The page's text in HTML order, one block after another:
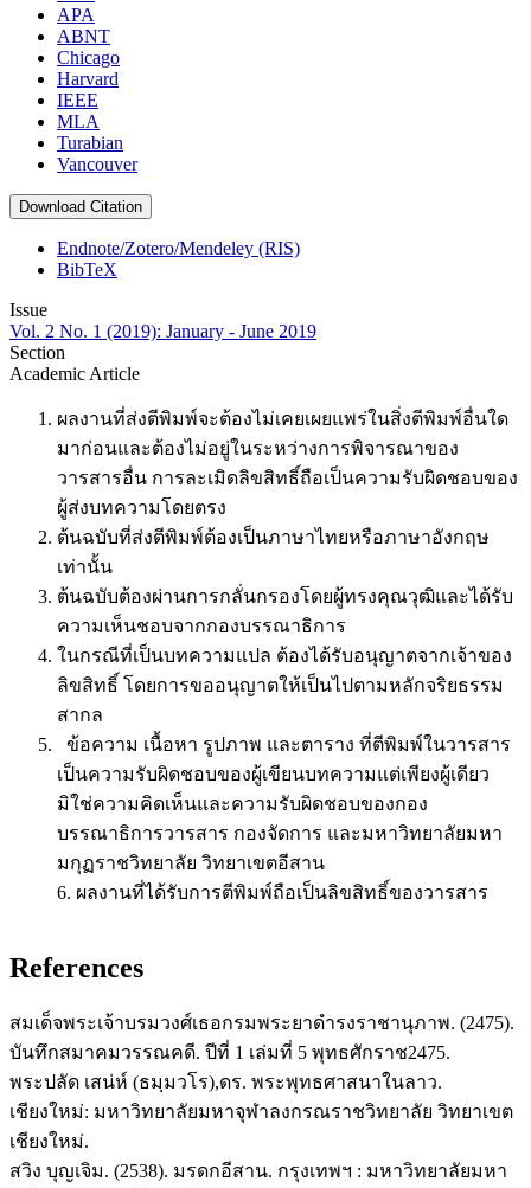
APA
ABNT
Chicago
Harvard
IEEE
MLA
Turabian
Vancouver
Download Citation
Endnote/Zotero/Mendeley (RIS)
BibTeX
Issue
Vol. 2 No. 1 (2019): January - June 2019
Section
Academic Article
ผลงานที่ส่งตีพิมพ์จะต้องไม่เคยเผยแพร่ในสิ่งตีพิมพ์อื่นใด
มาก่อนและต้องไม่อยู่ในระหว่างการพิจารณาของ
วารสารอื่น การละเมิดลิขสิทธิ์ถือเป็นความรับผิดชอบของ
ผู้ส่งบทความโดยตรง
ต้นฉบับที่ส่งตีพิมพ์ต้องเป็นภาษาไทยหรือภาษาอังกฤษ
เท่านั้น
ต้นฉบับต้องผ่านการกลั่นกรองโดยผู้ทรงคุณวุฒิและได้รับ
ความเห็นชอบจากกองบรรณาธิการ
ในกรณีที่เป็นบทความแปล ต้องได้รับอนุญาตจากเจ้าของ
ลิขสิทธิ์ โดยการขออนุญาตให้เป็นไปตามหลักจริยธรรม
สากล
ข้อความ เนื้อหา รูปภาพ และตาราง ที่ตีพิมพ์ในวารสาร
เป็นความรับผิดชอบของผู้เขียนบทความแต่เพียงผู้เดียว
มิใช่ความคิดเห็นและความรับผิดชอบของกอง
บรรณาธิการวารสาร กองจัดการ และมหาวิทยาลัยมหา
มกุฏราชวิทยาลัย วิทยาเขตอีสาน
6. ผลงานที่ได้รับการตีพิมพ์ถือเป็นลิขสิทธิ์ของวารสาร
References
สมเด็จพระเจ้าบรมวงศ์เธอกรมพระยาดำรงราชานุภาพ. (2475).
บันทึกสมาคมวรรณคดี. ปีที่ 1 เล่มที่ 5 พุทธศักราช2475.
พระปลัด เสน่ห์ (ธมฺมวโร),ดร. พระพุทธศาสนาในลาว.
เชียงใหม่: มหาวิทยาลัยมหาจุฬาลงกรณราชวิทยาลัย วิทยาเขต
เชียงใหม่.
สวิง บุญเจิม. (2538). มรดกอีสาน. กรุงเทพฯ : มหาวิทยาลัยมหา